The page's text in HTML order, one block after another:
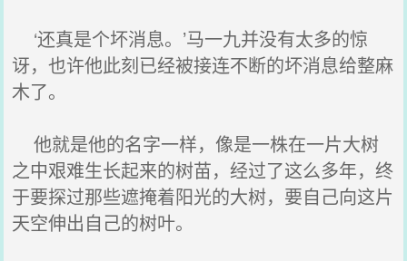
‘还真是个坏消息。’马一九并没有太多的惊
讶，也许他此刻已经被接连不断的坏消息给整麻
木了。
他就是他的名字一样，像是一株在一片大树
之中艰难生长起来的树苗，经过了这么多年，终
于要探过那些遮掩着阳光的大树，要自己向这片
天空伸出自己的树叶。